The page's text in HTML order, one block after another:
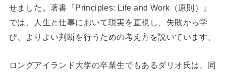
せました。著書『Principles: Life and Work（原則）』
では、人生と仕事において現実を直視し、失敗から学
び、よりよい判断を行うための考え方を説いています。
ロングアイランド大学の卒業生でもあるダリオ氏は、同